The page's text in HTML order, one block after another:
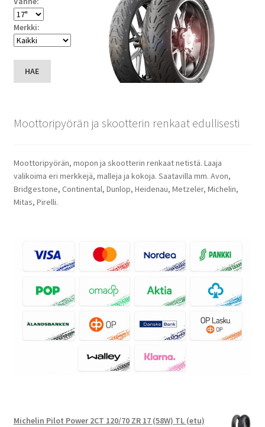
Merkki:
HAE
Moottoripyörän ja skootterin renkaat edullisesti
Moottoripyörän, mopon ja skootterin renkaat netistä. Laaja
valikoima eri merkkejä, malleja ja kokoja. Saatavilla mm. Avon,
Bridgestone, Continental, Dunlop, Heidenau, Metzeler, Michelin,
Mitas, Pirelli.
Michelin Pilot Power 2CT 120/70 ZR 17 (58W) TL (etu)